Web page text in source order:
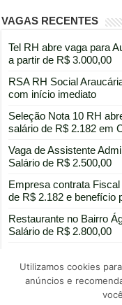
VAGAS RECENTES
Tel RH abre vaga para
a partir de R$ 3.000,00
RSA RH Social
com início imediato
Seleção Nota 10 RH
salário de R$ 2.182 em
Vaga de Assistente
Salário de R$ 2.500,00
Empresa contrata
de R$ 2.182 e benefício
Restaurante no Bairro
Salário de R$ 2.800,00
Utilizamos cookies
anúncios e